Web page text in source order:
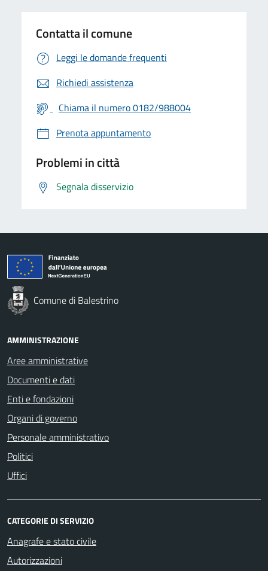
Contatta il comune
Leggi le domande frequenti
Richiedi assistenza
Chiama il numero 0182/988004
Prenota appuntamento
Problemi in città
Segnala disservizio
Comune di Balestrino
AMMINISTRAZIONE
Aree amministrative
Documenti e dati
Enti e fondazioni
Organi di governo
Personale amministrativo
Politici
Uffici
CATEGORIE DI SERVIZIO
Anagrafe e stato civile
Autorizzazioni